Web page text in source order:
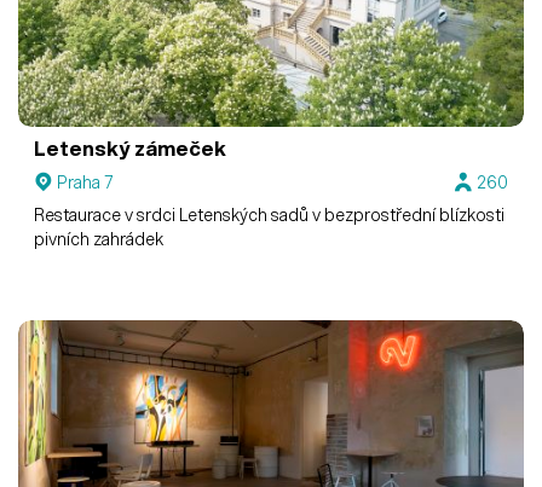
Letenský zámeček
Praha 7
260
Restaurace v srdci Letenských sadů v bezprostřední blízkosti
pivních zahrádek